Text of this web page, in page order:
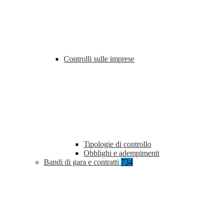
Controlli sulle imprese
Tipologie di controllo
Obblighi e adempimenti
Bandi di gara e contratti 734